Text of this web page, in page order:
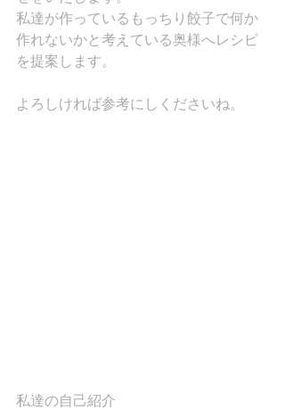
私達が作っているもっちり餃子で何か
作れないかと考えている奥様へレシピ
を提案します。
よろしければ参考にしくださいね。
私達の自己紹介